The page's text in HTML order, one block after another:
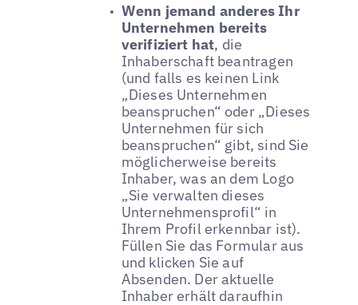
Wenn jemand anderes Ihr
Unternehmen bereits
verifiziert hat, die
Inhaberschaft beantragen
(und falls es keinen Link
„Dieses Unternehmen
beanspruchen“ oder „Dieses
Unternehmen für sich
beanspruchen“ gibt, sind Sie
möglicherweise bereits
Inhaber, was an dem Logo
„Sie verwalten dieses
Unternehmensprofil“ in
Ihrem Profil erkennbar ist).
Füllen Sie das Formular aus
und klicken Sie auf
Absenden. Der aktuelle
Inhaber erhält daraufhin